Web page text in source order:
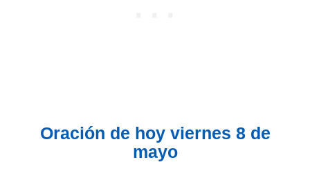
Oración de hoy viernes 8 de
mayo